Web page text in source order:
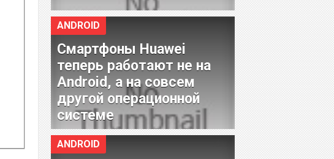
ANDROID
Смартфоны Huawei
теперь работают не на
Android, а на совсем
другой операционной
системе
ANDROID